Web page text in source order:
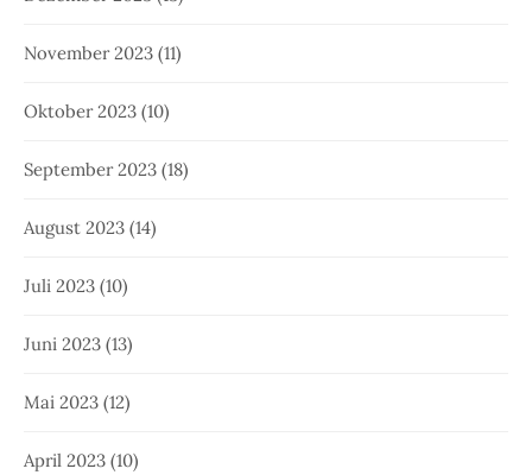
November 2023 (11)
Oktober 2023 (10)
September 2023 (18)
August 2023 (14)
Juli 2023 (10)
Juni 2023 (13)
Mai 2023 (12)
April 2023 (10)